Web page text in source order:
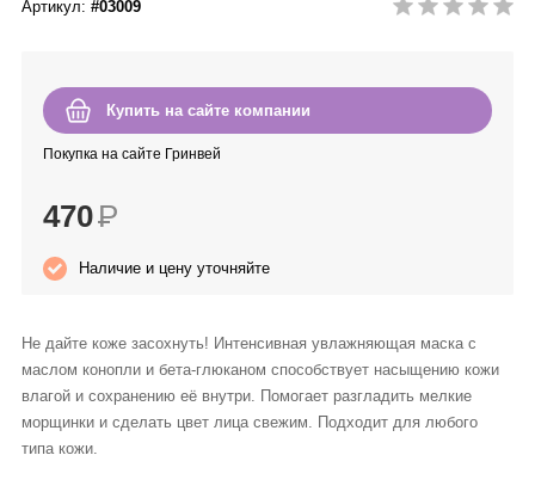
Intilia
Happy Dew
Enjoy Care
Green Minds
Артикул: #03009
Купить на сайте компании
Покупка на сайте Гринвей
470Р
Наличие и цену уточняйте
Не дайте коже засохнуть! Интенсивная увлажняющая маска с
маслом конопли и бета-глюканом способствует насыщению кожи
влагой и сохранению её внутри. Помогает разгладить мелкие
морщинки и сделать цвет лица свежим. Подходит для любого
типа кожи.